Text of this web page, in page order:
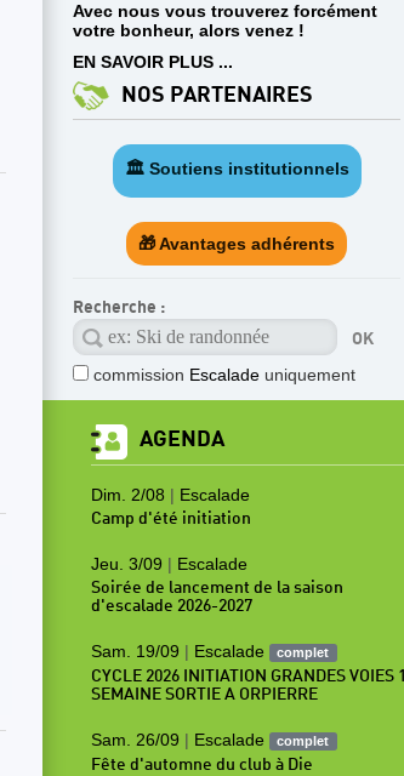
Avec nous vous trouverez forcément
votre bonheur, alors venez !
EN SAVOIR PLUS ...
NOS PARTENAIRES
🏛️ Soutiens institutionnels
🎁 Avantages adhérents
Recherche :
commission Escalade uniquement
AGENDA
Dim. 2/08 | Escalade
Camp d'été initiation
Jeu. 3/09 | Escalade
Soirée de lancement de la saison
d'escalade 2026-2027
Sam. 19/09 | Escalade complet
CYCLE 2026 INITIATION GRANDES VOIES 1
SEMAINE SORTIE A ORPIERRE
Sam. 26/09 | Escalade complet
Fête d'automne du club à Die